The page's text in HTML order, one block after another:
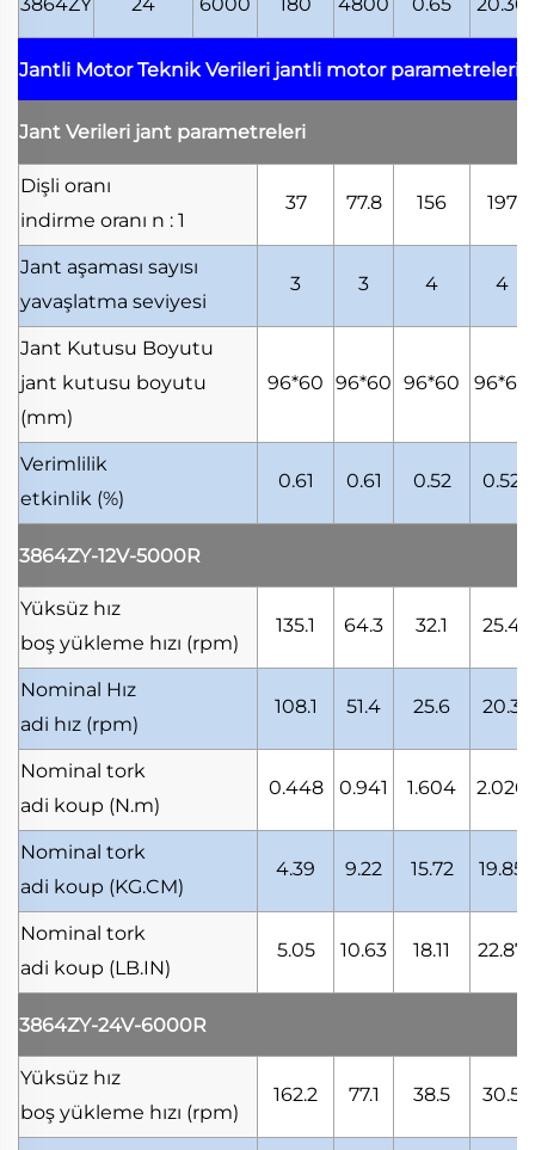
Jantli Motor Teknik Verileri jantli motor parametreleri
Jant Verileri jant parametreleri
Dişli oranı
indirme oranı n : 1
37 77.8 156 197
Jant aşaması sayısı
yavaşlatma seviyesi
3 3 4 4
Jant Kutusu Boyutu
jant kutusu boyutu
(mm)
96*60 96*60 96*60 96*60
Verimlilik
etkinlik (%)
0.61 0.61 0.52 0.52
3864ZY-12V-5000R
Yüksüz hız
boş yükleme hızı (rpm)
135.1 64.3 32.1 25.4
Nominal Hız
adi hız (rpm)
108.1 51.4 25.6 20.3
Nominal tork
adi koup (N.m)
0.448 0.941 1.604 2.026
Nominal tork
adi koup (KG.CM)
4.39 9.22 15.72 19.85
Nominal tork
adi koup (LB.IN)
5.05 10.63 18.11 22.87
3864ZY-24V-6000R
Yüksüz hız
boş yükleme hızı (rpm)
162.2 77.1 38.5 30.5